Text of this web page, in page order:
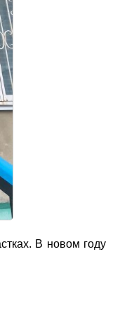
В новом году